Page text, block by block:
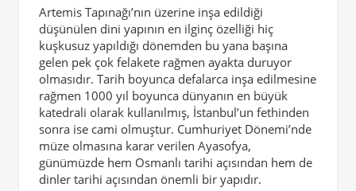
Artemis Tapınağı’nın üzerine inşa edildiği
düşünülen dini yapının en ilginç özelliği hiç
kuşkusuz yapıldığı dönemden bu yana başına
gelen pek çok felakete rağmen ayakta duruyor
olmasıdır. Tarih boyunca defalarca inşa edilmesine
rağmen 1000 yıl boyunca dünyanın en büyük
katedrali olarak kullanılmış, İstanbul’un fethinden
sonra ise cami olmuştur. Cumhuriyet Dönemi’nde
müze olmasına karar verilen Ayasofya,
günümüzde hem Osmanlı tarihi açısından hem de
dinler tarihi açısından önemli bir yapıdır.